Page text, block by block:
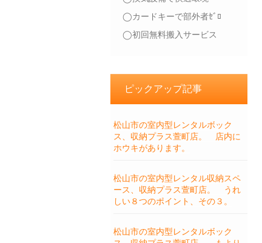
◯カードキーで部外者ｾﾞﾛ
◯初回無料搬入サービス
ピックアップ記事
松山市の室内型レンタルボック
ス、収納プラス萱町店。 店内に
ホウキがあります。
松山市の室内型レンタル収納スペ
ース、収納プラス萱町店。 うれ
しい８つのポイント、その３。
松山市の室内型レンタルボック